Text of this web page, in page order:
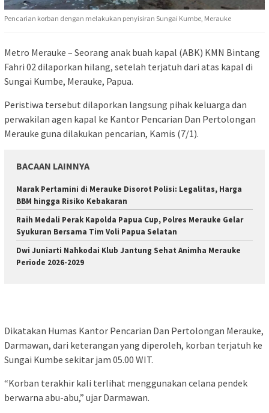
Pencarian korban dengan melakukan penyisiran Sungai Kumbe, Merauke
Metro Merauke – Seorang anak buah kapal (ABK) KMN Bintang
Fahri 02 dilaporkan hilang, setelah terjatuh dari atas kapal di
Sungai Kumbe, Merauke, Papua.
Peristiwa tersebut dilaporkan langsung pihak keluarga dan
perwakilan agen kapal ke Kantor Pencarian Dan Pertolongan
Merauke guna dilakukan pencarian, Kamis (7/1).
BACAAN LAINNYA
Marak Pertamini di Merauke Disorot Polisi: Legalitas, Harga
BBM hingga Risiko Kebakaran
Raih Medali Perak Kapolda Papua Cup, Polres Merauke Gelar
Syukuran Bersama Tim Voli Papua Selatan
Dwi Juniarti Nahkodai Klub Jantung Sehat Animha Merauke
Periode 2026-2029
Dikatakan Humas Kantor Pencarian Dan Pertolongan Merauke,
Darmawan, dari keterangan yang diperoleh, korban terjatuh ke
Sungai Kumbe sekitar jam 05.00 WIT.
“Korban terakhir kali terlihat menggunakan celana pendek
berwarna abu-abu,” ujar Darmawan.